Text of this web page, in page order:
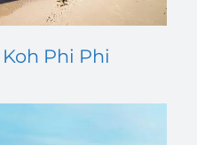
Phi Phi